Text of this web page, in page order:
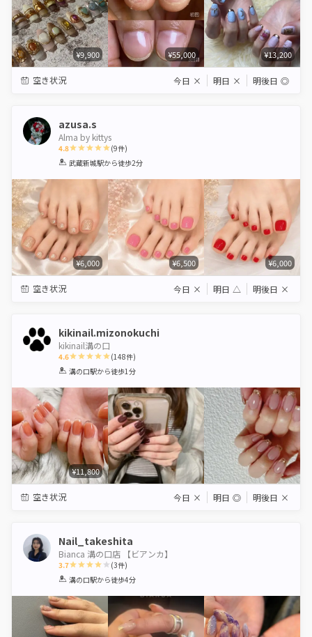
¥9,900 ¥55,000 ¥13,200
空き状況 今日 × 明日 × 明後日 ◎
azusa.s
Alma by kittys
4.8
1 2 3 4 5
(9件)
武蔵新城駅から徒歩2分
¥6,000 ¥6,500 ¥6,000
空き状況 今日 × 明日 △ 明後日 ×
kikinail.mizonokuchi
kikinail溝の口
4.6
1 2 3 4 5
(148件)
溝の口駅から徒歩1分
¥11,800
空き状況 今日 × 明日 ◎ 明後日 ×
Nail_takeshita
Bianca 溝の口店 【ビアンカ】
3.7
1 2 3 4 5
(3件)
溝の口駅から徒歩4分